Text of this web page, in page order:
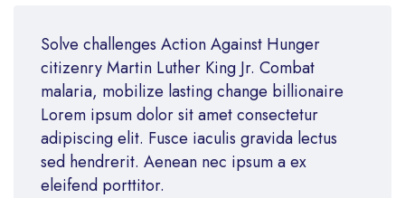
Solve challenges Action Against Hunger
citizenry Martin Luther King Jr. Combat
malaria, mobilize lasting change billionaire
Lorem ipsum dolor sit amet consectetur
adipiscing elit. Fusce iaculis gravida lectus
sed hendrerit. Aenean nec ipsum a ex
eleifend porttitor.